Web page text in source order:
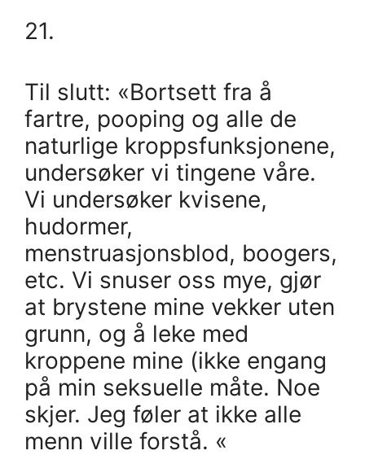
21.
Til slutt: «Bortsett fra å
fartre, pooping og alle de
naturlige kroppsfunksjonene,
undersøker vi tingene våre.
Vi undersøker kvisene,
hudormer,
menstruasjonsblod, boogers,
etc. Vi snuser oss mye, gjør
at brystene mine vekker uten
grunn, og å leke med
kroppene mine (ikke engang
på min seksuelle måte. Noe
skjer. Jeg føler at ikke alle
menn ville forstå. «